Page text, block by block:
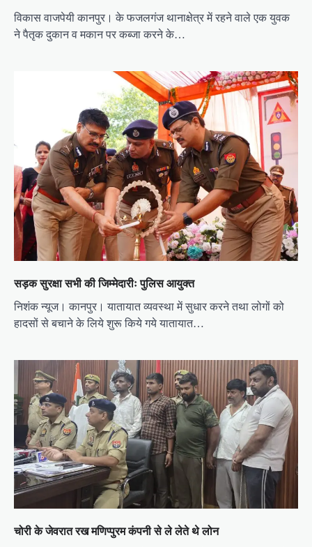
विकास वाजपेयी कानपुर। के फजलगंज थानाक्षेत्र में रहने वाले एक युवक
ने पैतृक दुकान व मकान पर कब्जा करने के…
सड़क सुरक्षा सभी की जिम्मेदारीः पुलिस आयुक्त
निशंक न्यूज। कानपुर। यातायात व्यवस्था में सुधार करने तथा लोगों को
हादसों से बचाने के लिये शुरू किये गये यातायात…
चोरी के जेवरात रख मणिप्पुरम कंपनी से ले लेते थे लोन